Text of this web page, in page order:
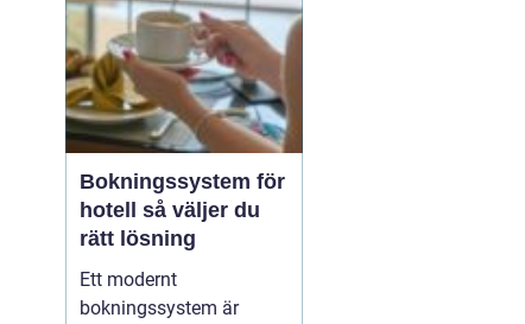
Bokningssystem för
hotell så väljer du
rätt lösning
Ett modernt
bokningssystem är